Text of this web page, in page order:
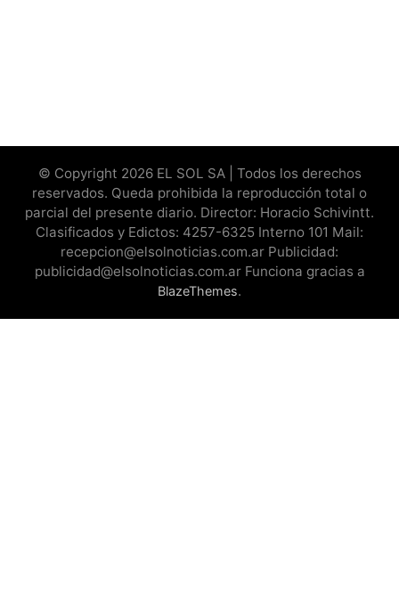
© Copyright 2026 EL SOL SA | Todos los derechos
reservados. Queda prohibida la reproducción total o
parcial del presente diario. Director: Horacio Schivintt.
Clasificados y Edictos: 4257-6325 Interno 101 Mail:
recepcion@elsolnoticias.com.ar Publicidad:
publicidad@elsolnoticias.com.ar Funciona gracias a
BlazeThemes.